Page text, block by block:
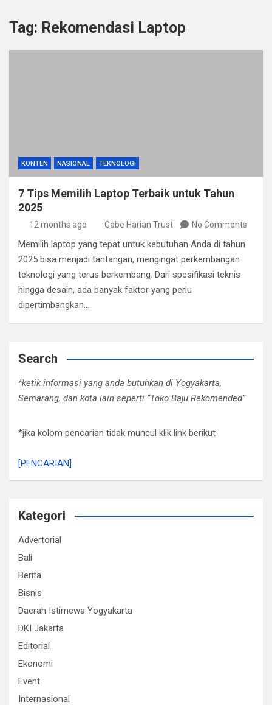
Tag: Rekomendasi Laptop
KONTEN NASIONAL TEKNOLOGI
7 Tips Memilih Laptop Terbaik untuk Tahun
2025
12 months ago Gabe Harian Trust No Comments
Memilih laptop yang tepat untuk kebutuhan Anda di tahun
2025 bisa menjadi tantangan, mengingat perkembangan
teknologi yang terus berkembang. Dari spesifikasi teknis
hingga desain, ada banyak faktor yang perlu
dipertimbangkan…
Search
*ketik informasi yang anda butuhkan di Yogyakarta,
Semarang, dan kota lain seperti “Toko Baju Rekomended”
*jika kolom pencarian tidak muncul klik link berikut
[PENCARIAN]
Kategori
Advertorial
Bali
Berita
Bisnis
Daerah Istimewa Yogyakarta
DKI Jakarta
Editorial
Ekonomi
Event
Internasional